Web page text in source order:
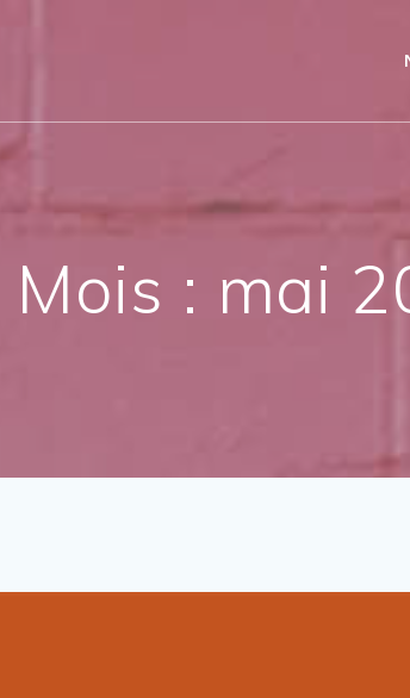
Mois : mai